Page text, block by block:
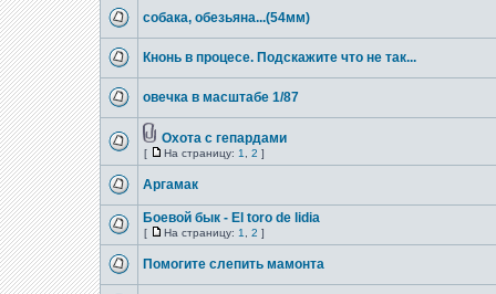
собака, обезьяна...(54мм)
Кнонь в процесе. Подскажите что не так...
овечка в масштабе 1/87
Охота с гепардами
[ На страницу: 1 2 ]
Аргамак
Боевой бык - El toro de lidia
[ На страницу: 1 2 ]
Помогите слепить мамонта